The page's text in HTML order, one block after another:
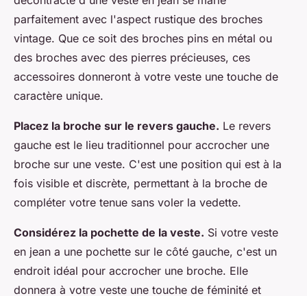
parfaitement avec l'aspect rustique des broches
vintage. Que ce soit des broches pins en métal ou
des broches avec des pierres précieuses, ces
accessoires donneront à votre veste une touche de
caractère unique.
Placez la broche sur le revers gauche. Le revers
gauche est le lieu traditionnel pour accrocher une
broche sur une veste. C'est une position qui est à la
fois visible et discrète, permettant à la broche de
compléter votre tenue sans voler la vedette.
Considérez la pochette de la veste. Si votre veste
en jean a une pochette sur le côté gauche, c'est un
endroit idéal pour accrocher une broche. Elle
donnera à votre veste une touche de féminité et